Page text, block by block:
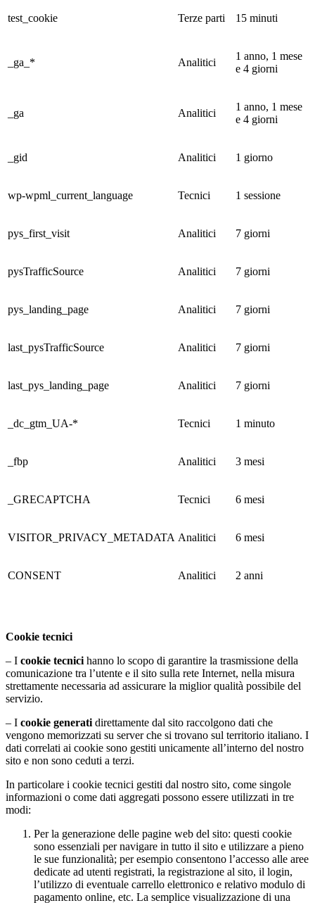
test_cookie Terze parti 15 minuti
_ga_* Analitici
1 anno, 1 mese
e 4 giorni
_ga Analitici
1 anno, 1 mese
e 4 giorni
_gid Analitici 1 giorno
wp-wpml_current_language Tecnici 1 sessione
pys_first_visit Analitici 7 giorni
pysTrafficSource Analitici 7 giorni
pys_landing_page Analitici 7 giorni
last_pysTrafficSource Analitici 7 giorni
last_pys_landing_page Analitici 7 giorni
_dc_gtm_UA-* Tecnici 1 minuto
_fbp Analitici 3 mesi
_GRECAPTCHA Tecnici 6 mesi
VISITOR_PRIVACY_METADATA Analitici 6 mesi
CONSENT Analitici 2 anni
Cookie tecnici
– I cookie tecnici hanno lo scopo di garantire la trasmissione della
comunicazione tra l’utente e il sito sulla rete Internet, nella misura
strettamente necessaria ad assicurare la miglior qualità possibile del
servizio.
– I cookie generati direttamente dal sito raccolgono dati che
vengono memorizzati su server che si trovano sul territorio italiano. I
dati correlati ai cookie sono gestiti unicamente all’interno del nostro
sito e non sono ceduti a terzi.
In particolare i cookie tecnici gestiti dal nostro sito, come singole
informazioni o come dati aggregati possono essere utilizzati in tre
modi:
Per la generazione delle pagine web del sito: questi cookie
sono essenziali per navigare in tutto il sito e utilizzare a pieno
le sue funzionalità; per esempio consentono l’accesso alle aree
dedicate ad utenti registrati, la registrazione al sito, il login,
l’utilizzo di eventuale carrello elettronico e relativo modulo di
pagamento online, etc. La semplice visualizzazione di una